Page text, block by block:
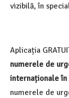
vizibilă, în
Aplicația
numerele de
internaționale
numerele de